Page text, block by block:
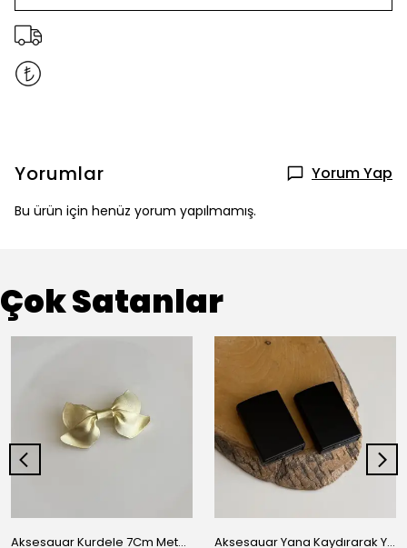
Yorumlar Yorum Yap
Bu ürün için henüz yorum yapılmamış.
Çok Satanlar
Aksesauar Kurdele 7Cm Metal Pens Toka Aksesauar Yana Kaydırarak Yanmalı Kum Siyah Çakmak